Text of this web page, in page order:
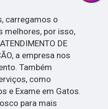
carregamos o
melhores, por isso,
DE
a empresa nos
Também
como
e Exame em Gatos.
para mais